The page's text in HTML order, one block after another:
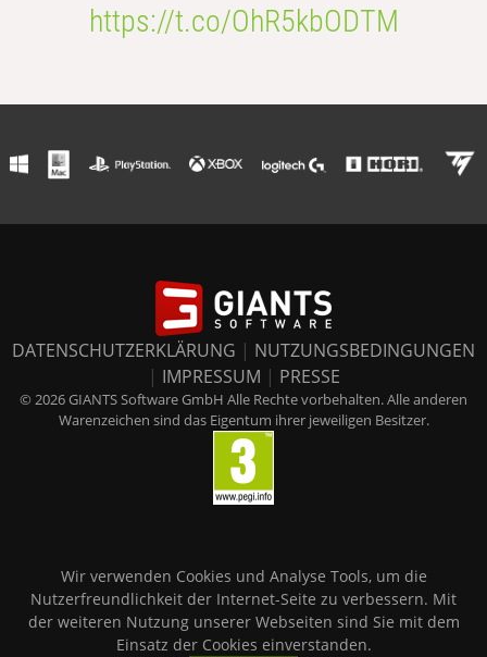
https://t.co/OhR5kbODTM
DATENSCHUTZERKLÄRUNG | NUTZUNGSBEDINGUNGEN
| IMPRESSUM | PRESSE
© 2026 GIANTS Software GmbH Alle Rechte vorbehalten. Alle anderen
Warenzeichen sind das Eigentum ihrer jeweiligen Besitzer.
Wir verwenden Cookies und Analyse Tools, um die
Nutzerfreundlichkeit der Internet-Seite zu verbessern. Mit
der weiteren Nutzung unserer Webseiten sind Sie mit dem
Einsatz der Cookies einverstanden.